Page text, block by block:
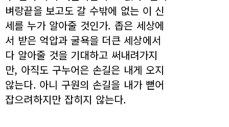
벼랑끝을 보고도 갈 수밖에 없는 이 신
세를 누가 알아줄 것인가. 좁은 세상에
서 받은 억압과 굴욕을 더큰 세상에서
다 알아줄 것을 기대하고 써내려가지
만, 아직도 구누어은 손길은 내게 오지
않는다. 아니 구원의 손길을 내가 뻗어
잡으려하지만 잡히지 않는다.